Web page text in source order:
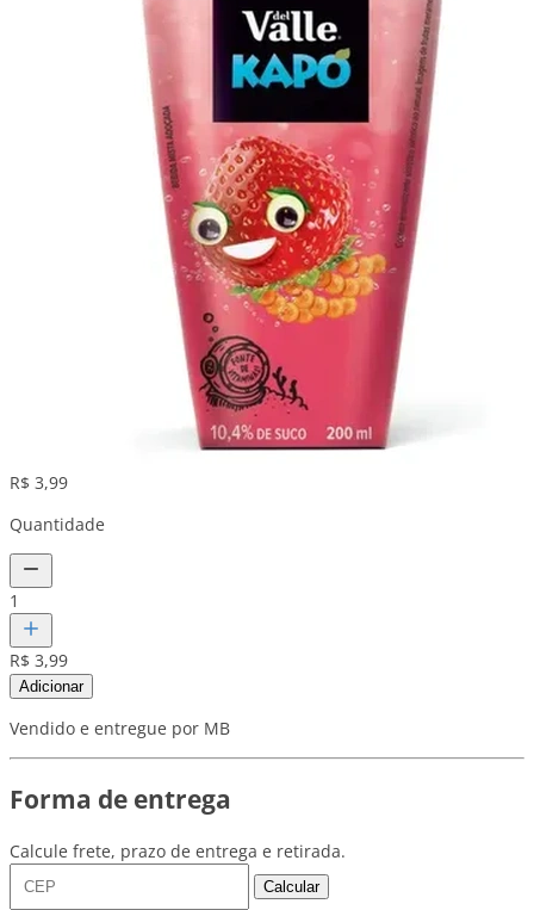
R$ 3,99
Quantidade
1
R$ 3,99
Adicionar
Vendido e entregue por MB
Forma de entrega
Calcule frete, prazo de entrega e retirada.
Calcular